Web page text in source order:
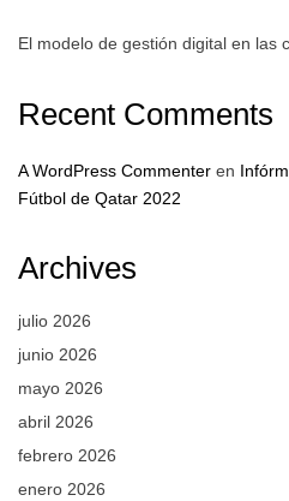
El modelo de gestión digital en las
Recent Comments
A WordPress Commenter en
Fútbol de Qatar 2022
Archives
julio 2026
junio 2026
mayo 2026
abril 2026
febrero 2026
enero 2026